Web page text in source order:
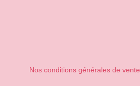
Nos conditions générales de vente